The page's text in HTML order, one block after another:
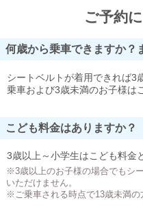
ご予約
何歳から乗車できますか？
シートベルトが着用できれば3
乗車および3歳未満のお子様は
こども料金はありますか？
3歳以上～小学生はこども料金
※3歳以上のお子様の場合でもシ
いただけません。
※ご乗車される時点で13歳未満の